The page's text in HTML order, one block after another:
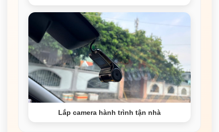
Lắp camera hành trình tận nhà